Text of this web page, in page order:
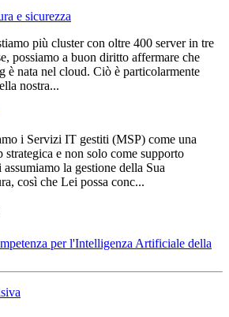
e sicurezza
più cluster con oltre 400 server in tre
possiamo a buon diritto affermare che
è nata nel cloud. Ciò è particolarmente
nostra...
i Servizi IT gestiti (MSP) come una
strategica e non solo come supporto
la gestione della Sua
così che Lei possa conc...
per l'Intelligenza Artificiale della